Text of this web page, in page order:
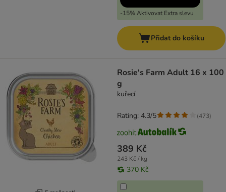
-15% Aktivovat Extra slevu
Přidat do košíku
Rosie's Farm Adult 16 x 100
g
kuřecí
389 Kč
243 Kč / kg
370 Kč
Rating: 4.3/5 (473)